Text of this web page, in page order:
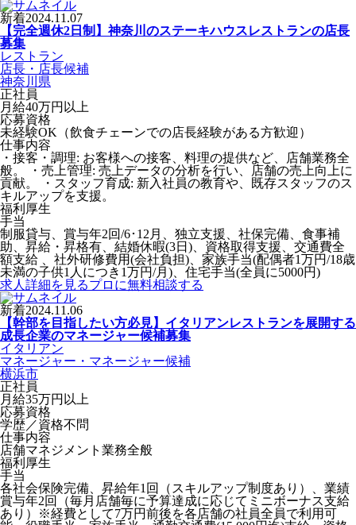
新着2024.11.07
【完全週休2日制】神奈川のステーキハウスレストランの店長
募集
レストラン
店長・店長候補
神奈川県
正社員
月給40万円以上
応募資格
未経験OK（飲食チェーンでの店長経験がある方歓迎）
仕事内容
・接客・調理: お客様への接客、料理の提供など、店舗業務全
般。 ・売上管理: 売上データの分析を行い、店舗の売上向上に
貢献。 ・スタッフ育成: 新入社員の教育や、既存スタッフのス
キルアップを支援。
福利厚生
手当
制服貸与、賞与年2回/6･12月、独立支援、社保完備、食事補
助、昇給・昇格有、結婚休暇(3日)、資格取得支援、交通費全
額支給 、社外研修費用(会社負担)、家族手当(配偶者1万円/18歳
未満の子供1人につき1万円/月)、住宅手当(全員に5000円)
求人詳細を見るプロに無料相談する
新着2024.11.06
【幹部を目指したい方必見】イタリアンレストランを展開する
成長企業のマネージャー候補募集
イタリアン
マネージャー・マネージャー候補
横浜市
正社員
月給35万円以上
応募資格
学歴／資格不問
仕事内容
店舗マネジメント業務全般
福利厚生
手当
各社会保険完備、昇給年1回（スキルアップ制度あり）、業績
賞与年2回（毎月店舗毎に予算達成に応じてミニボーナス支給
あり）※経費として7万円前後を各店舗の社員全員で利用可